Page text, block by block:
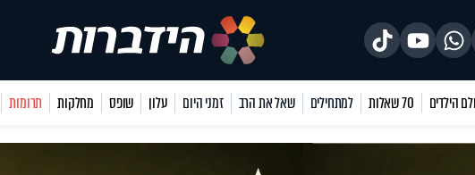
הילדים 70 שאלות למתחילים שאל את הרב זמני היום עלון שופס מחלקות תרומות